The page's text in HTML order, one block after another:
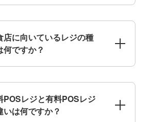
店に向いているレジの種
何ですか？
POSレジと有料POSレジ
いは何ですか？